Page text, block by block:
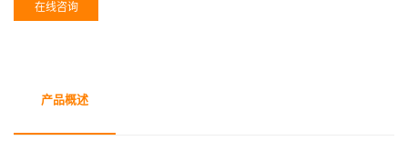
在线咨询
产品概述